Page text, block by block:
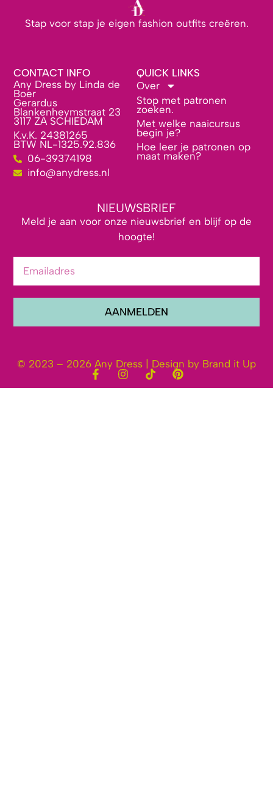
Stap voor stap je eigen fashion outfits creëren.
CONTACT INFO
Any Dress by Linda de
Boer
Gerardus
Blankenheymstraat 23
3117 ZA SCHIEDAM
K.v.K. 24381265
BTW NL-1325.92.836
06-39374198
info@anydress.nl
QUICK LINKS
Over
Stop met patronen
zoeken.
Met welke naaicursus
begin je?
Hoe leer je patronen op
maat maken?
NIEUWSBRIEF
Meld je aan voor onze nieuwsbrief en blijf op de
hoogte!
AANMELDEN
© 2023 – 2026 Any Dress | Design by Brand it Up